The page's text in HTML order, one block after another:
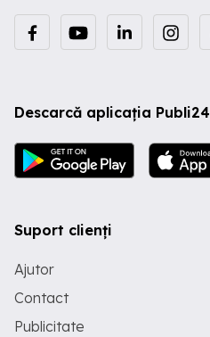
Descarcă aplicația Publi24
Suport clienți
Ajutor
Contact
Publicitate